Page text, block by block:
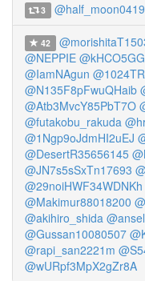
3 @half_moon0419
42
@NEPPIE
@IamNAgun
@N135F8pFwuQHaib
@Atb3MvcY85PbT7O
@futakobu_rakuda
@1Ngp9oJdmHI2uEJ
@DesertR35656145
@JN7s5sSxTn17693
@29noiHWF34WDNKh
@Makimur88018200
@akihiro_shida
@Gussan10080507
@rapi_san2221m
@wURpf3MpX2gZr8A